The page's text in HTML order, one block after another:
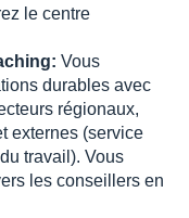
le centre
Vous
durables avec
régionaux,
externes (service
travail). Vous
les conseillers en